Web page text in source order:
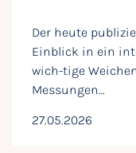
Der heute
Einblick in ein
wich-tige
Messungen…
27.05.2026